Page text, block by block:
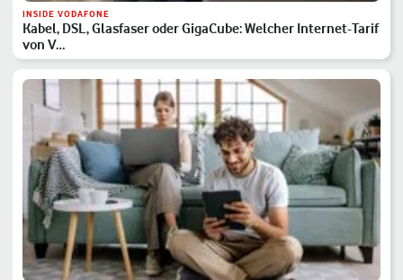
INSIDE VODAFONE
Kabel, DSL, Glasfaser oder GigaCube: Welcher Internet-Tarif
von V…